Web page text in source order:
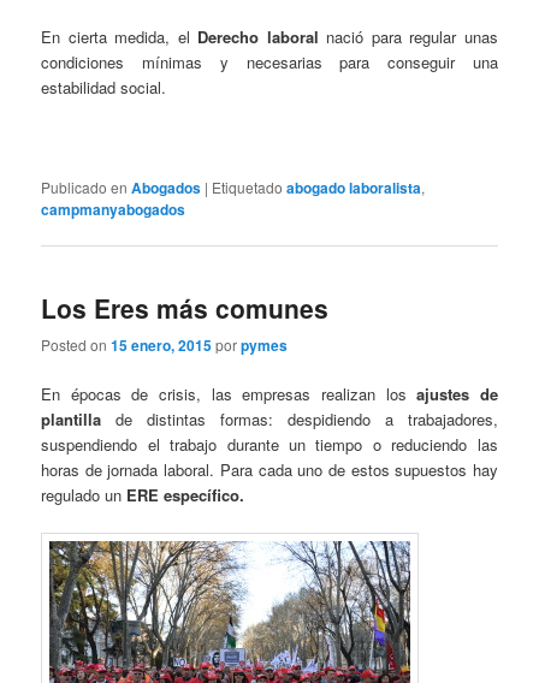
En cierta medida, el Derecho laboral nació para regular unas
condiciones mínimas y necesarias para conseguir una
estabilidad social.
Publicado en Abogados | Etiquetado abogado laboralista,
campmanyabogados
Los Eres más comunes
Posted on15 enero, 2015porpymes
En épocas de crisis, las empresas realizan losajustes de
plantilla de distintas formas: despidiendo a trabajadores,
suspendiendo el trabajo durante un tiempo o reduciendo las
horas de jornada laboral. Para cada uno de estos supuestos hay
regulado un ERE específico.